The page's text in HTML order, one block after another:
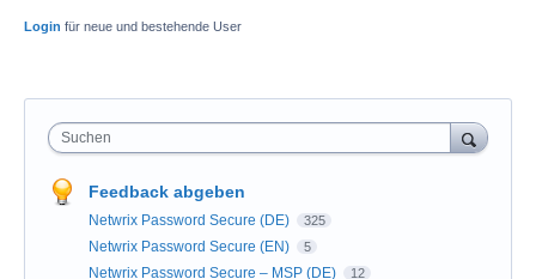
Login für neue und bestehende User
Suchen
Feedback abgeben
Netwrix Password Secure (DE) 325
Netwrix Password Secure (EN) 5
Netwrix Password Secure – MSP (DE) 12